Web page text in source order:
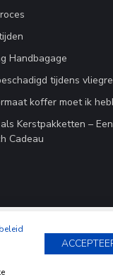
Handbagage
tijdens
koffer moet ik
Kerstpakketten –
Cadeau